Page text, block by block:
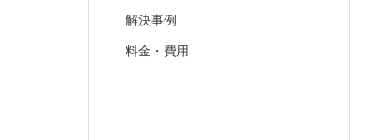
解決事例
料金・費用